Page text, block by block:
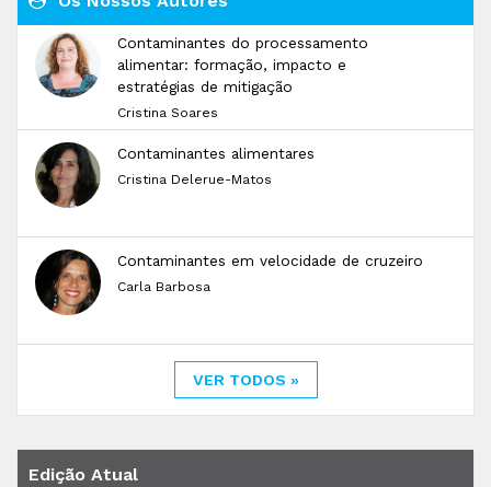
Contaminantes do processamento
alimentar: formação, impacto e
estratégias de mitigação
Cristina Soares
Contaminantes alimentares
Cristina Delerue-Matos
Contaminantes em velocidade de cruzeiro
Carla Barbosa
VER TODOS »
Edição Atual